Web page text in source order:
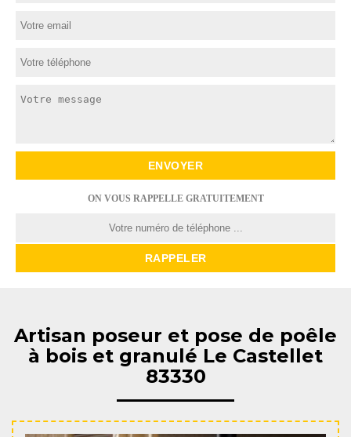
ON VOUS RAPPELLE GRATUITEMENT
Artisan poseur et pose de poêle
à bois et granulé Le Castellet
83330